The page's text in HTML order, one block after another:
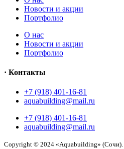
Новости и акции
Портфолио
O нас
Новости и акции
Портфолио
· Контакты
+7 (918) 401-16-81
aquabuilding@mail.ru
+7 (918) 401-16-81
aquabuilding@mail.ru
Copyright © 2024 «Aquabuilding» (Сочи).